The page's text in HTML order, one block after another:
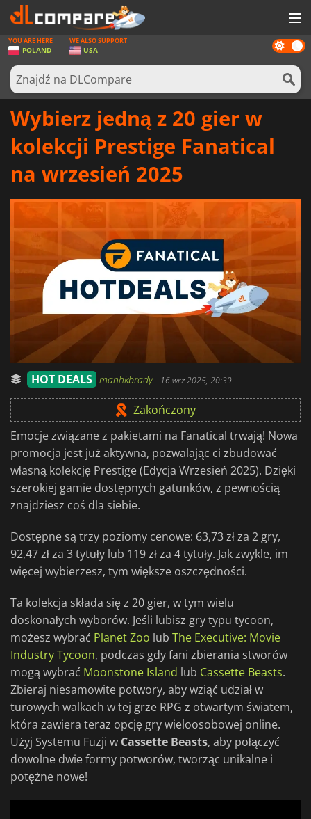
GRY
KARTY DO GIER
OPROGRAMOWANIE
REWARDS
SPRZĘT KOMPUTEROWY
ZALOGUJ SIĘ LUB ZAREJESTRUJ
Dark
mode
YOU ARE HERE
POLAND
WE ALSO SUPPORT
USA
Wybierz jedną z 20 gier w
kolekcji Prestige Fanatical
na wrzesień 2025
HOT DEALS manhkbrady- 16 wrz 2025, 20:39
Zakończony
Emocje związane z pakietami na Fanatical trwają! Nowa
promocja jest już aktywna, pozwalając ci zbudować
własną kolekcję Prestige (Edycja Wrzesień 2025). Dzięki
szerokiej gamie dostępnych gatunków, z pewnością
znajdziesz coś dla siebie.
Dostępne są trzy poziomy cenowe: 63,73 zł za 2 gry,
92,47 zł za 3 tytuły lub 119 zł za 4 tytuły. Jak zwykle, im
więcej wybierzesz, tym większe oszczędności.
Ta kolekcja składa się z 20 gier, w tym wielu
doskonałych wyborów. Jeśli lubisz gry typu tycoon,
możesz wybrać Planet Zoo lub The Executive: Movie
Industry Tycoon, podczas gdy fani zbierania stworów
mogą wybrać Moonstone Island lub Cassette Beasts.
Zbieraj niesamowite potwory, aby wziąć udział w
turowych walkach w tej grze RPG z otwartym światem,
która zawiera teraz opcję gry wieloosobowej online.
Użyj Systemu Fuzji w Cassette Beasts, aby połączyć
dowolne dwie formy potworów, tworząc unikalne i
potężne nowe!